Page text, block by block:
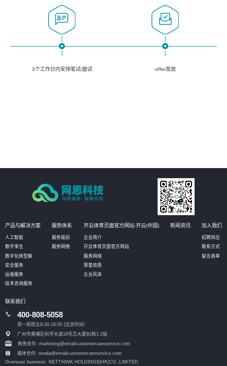
3个工作日内安排笔试/面试 offer发放
产品与解决方案
人工智能
数字孪生
数字化转型解
安全服务
运维服务
技术咨询服务
服务体系
服务级别
服务网络
开云体育页面官方网站-开云(中国)
企业简介
开云体育页面官方网站
服务网络
荣誉资质
企业风采
新闻资讯 加入我们
招聘岗位
联系方式
留言表单
联系我们
400-808-5058
周一到周五9:30-18:00 (北京时间）
广州市黄埔区科学大道18号芯大厦B2栋1-2层
商务合作: marketing@emailcustomercareservice.com
媒体合作: media@emailcustomercareservice.com
Overseas business: NETTHINK HOLDINGS(HK)CO.,LIMITED